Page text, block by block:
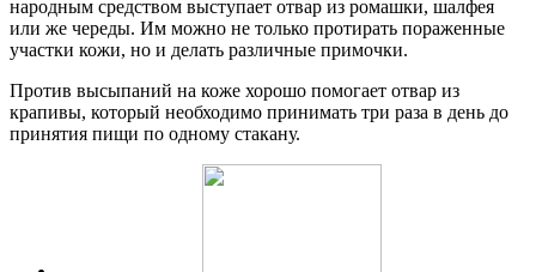
народным средством выступает отвар из ромашки, шалфея
или же череды. Им можно не только протирать пораженные
участки кожи, но и делать различные примочки.
Против высыпаний на коже хорошо помогает отвар из
крапивы, который необходимо принимать три раза в день до
принятия пищи по одному стакану.